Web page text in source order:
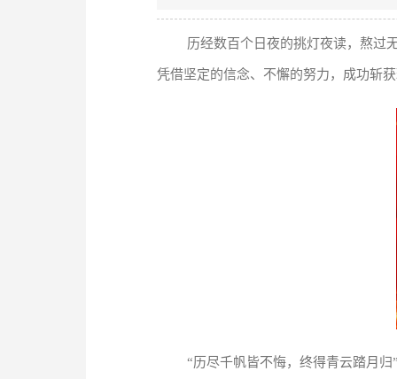
历经数百个日夜的挑灯夜读，熬过
凭借坚定的信念、不懈的努力，成功斩
“历尽千帆皆不悔，终得青云踏月